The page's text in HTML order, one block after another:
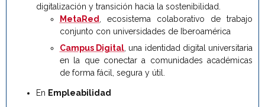
digitalización y transición hacia la sostenibilidad.
MetaRed, ecosistema colaborativo de trabajo
conjunto con universidades de Iberoamérica
Campus Digital, una identidad digital universitaria
en la que conectar a comunidades académicas
de forma fácil, segura y útil.
En Empleabilidad